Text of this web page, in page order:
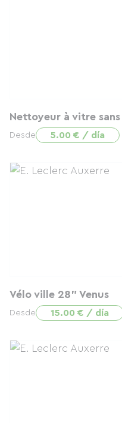
Nettoyeur à vitre
Desde 5.00 € / día
Vélo ville 28" Venus
Desde 15.00 € / día